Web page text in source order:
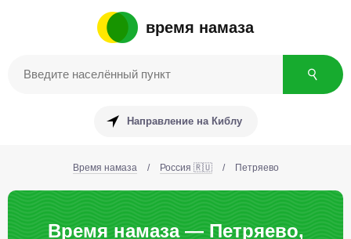
время намаза
Направление на Киблу
Время намаза / Россия 🇷🇺 / Петряево
Время намаза — Петряево,